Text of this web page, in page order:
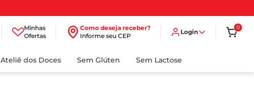
Minhas
Ofertas
Como deseja receber?
Informe seu CEP
Login
0
Ateliê dos Doces Sem Glúten Sem Lactose